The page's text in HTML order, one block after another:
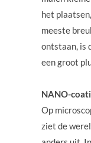
het
meeste
ontstaan, is
een groot
NANO-
Op
ziet de